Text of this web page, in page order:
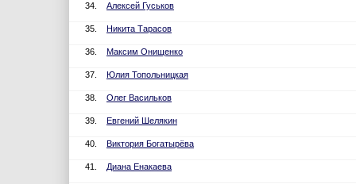
34. Алексей Гуськов
35. Никита Тарасов
36. Максим Онищенко
37. Юлия Топольницкая
38. Олег Васильков
39. Евгений Шелякин
40. Виктория Богатырёва
41. Диана Енакаева